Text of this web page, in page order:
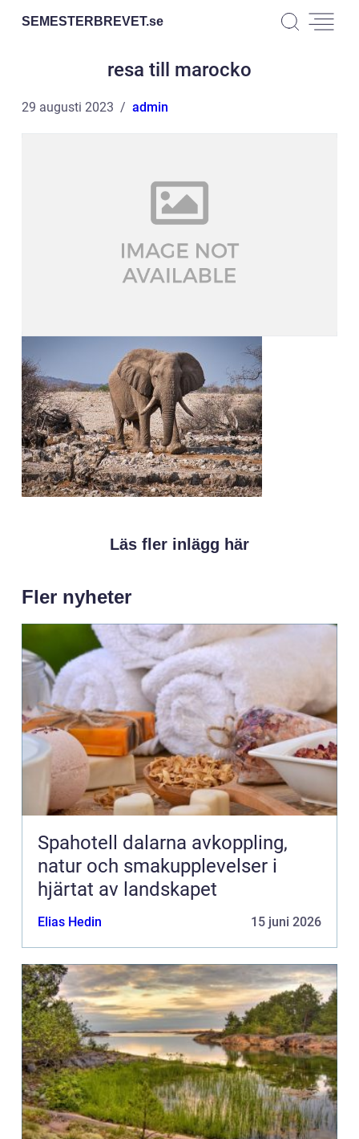
SEMESTERBREVET.se
resa till marocko
29 augusti 2023 admin
Läs fler inlägg här
Fler nyheter
Spahotell dalarna avkoppling,
natur och smakupplevelser i
hjärtat av landskapet
Elias Hedin 15 juni 2026